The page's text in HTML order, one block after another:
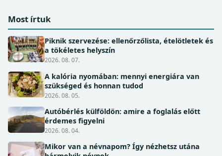
Most írtuk
Piknik szervezése: ellenőrzőlista, ételötletek és
a tökéletes helyszín
2026. 08. 07.
A kalória nyomában: mennyi energiára van
szükséged és honnan tudod
2026. 08. 05.
Autóbérlés külföldön: amire a foglalás előtt
érdemes figyelni
2026. 08. 04.
Mikor van a névnapom? Így nézhetsz utána